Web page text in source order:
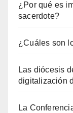
¿Por qué es
sacerdote?
¿Cuáles son
Las diócesis
digitalización
La